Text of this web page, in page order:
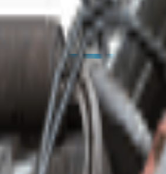
Táctico Ver. 3 (Defensivo), Combate